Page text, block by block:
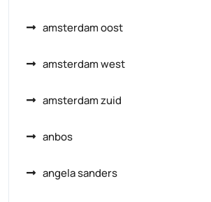
amsterdam oost
amsterdam west
amsterdam zuid
anbos
angela sanders